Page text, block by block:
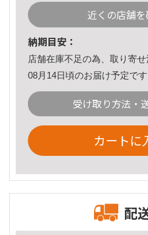
近くの店舗
納期目安：
店舗在庫不足の為、取り寄せ
08月14日頃のお届け予定です
受け取り方法・
カートに
配